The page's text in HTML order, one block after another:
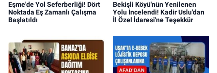
Eşme'de Yol Seferberliği! Dört
Noktada Eş Zamanlı Çalışma
Başlatıldı
Bekişli Köyü'nün Yenilenen
Yolu İncelendi! Kadir Uslu'dan
İl Özel İdaresi'ne Teşekkür